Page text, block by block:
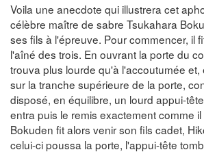
Voila une anecdote qui illustrera cet
célèbre maître de sabre Tsukahara
ses fils à l'épreuve. Pour commencer, il
l'aîné des trois. En ouvrant la porte du
trouva plus lourde qu'à l'accoutumée et,
sur la tranche supérieure de la porte,
disposé, en équilibre, un lourd appui-
entra puis le remis exactement comme
Bokuden fit alors venir son fils cadet,
celui-ci poussa la porte, l'appui-tête